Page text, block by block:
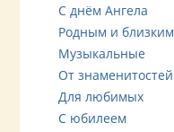
С днём Ангела
Родным и близким
Музыкальные
От знаменитостей
Для любимых
С юбилеем